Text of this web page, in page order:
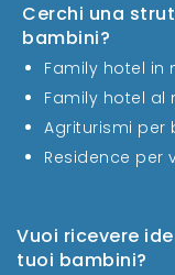
Vuoi ricevere
tuoi bambini?
Cerchi una
bambini?
Family hotel in
Family hotel al
Agriturismi per
Residence per